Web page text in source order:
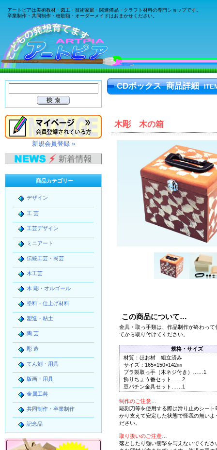
アートピアは美術教材・図工・技術家庭・関連備品・クラフト材料の専門ショップです。
卒業制作・共同制作・校歌額・オーダーメイドはおまかせください。
CDボックス 商品詳細
木彫 木の箱
この商品について…
金具・取っ手類は、作品制作が終わって
てから取り付けてください。
規格・サイズ
材質：ほお材 組立済み
サイズ：165×150×142㎜
プラ製取っ手（木ネジ付き）……1
飾りちょう番セット……2
豆パチン金具セット……1
制作のご注意…
彫刻刀等を使用する際は滑り止めシート
かり支えて安定した状態で怪我の無いよ
ださい。
取り扱いのご注意…
落としたり強い衝撃を与えないでくださ
新規会員登録 »
商品カテゴリー
デザイン
工 芸
工芸デザイン
ミニアート
伝統工芸・民芸
木工芸
木 彫・オルゴール
塗料・仕上げ材料
塑造・粘土
陶 芸
彫 造
てん刻・用具
版画・用具
金属工芸
共同制作・卒業制作
記念品